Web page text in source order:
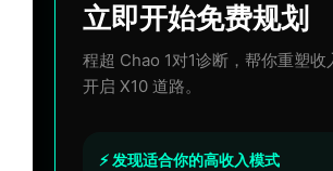
立即开始免费规划
程超 Chao 1对1诊断，帮你重塑收
开启 X10 道路。
⚡ 发现适合你的高收入模式